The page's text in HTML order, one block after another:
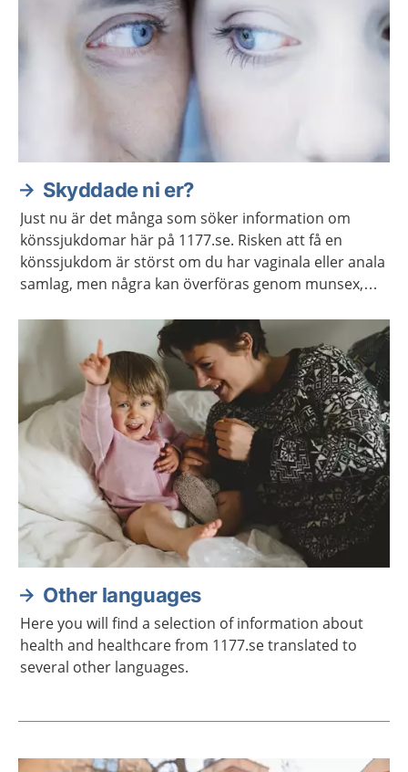
Skyddade ni er?
Just nu är det många som söker information om
könssjukdomar här på 1177.se. Risken att få en
könssjukdom är störst om du har vaginala eller anala
samlag, men några kan överföras genom munsex,
Other languages
Here you will find a selection of information about
health and healthcare from 1177.se translated to
several other languages.